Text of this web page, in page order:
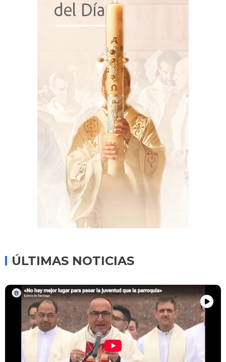
ÚLTIMAS NOTICIAS